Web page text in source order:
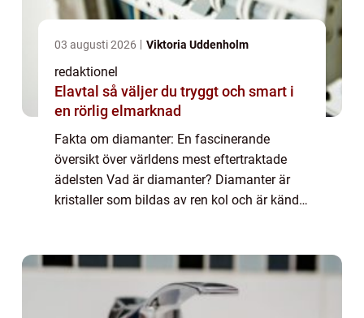
03 augusti 2026 Viktoria Uddenholm
redaktionel
Elavtal så väljer du tryggt och smart i
en rörlig elmarknad
Fakta om diamanter: En fascinerande
översikt över världens mest eftertraktade
ädelsten Vad är diamanter? Diamanter är
kristaller som bildas av ren kol och är kända